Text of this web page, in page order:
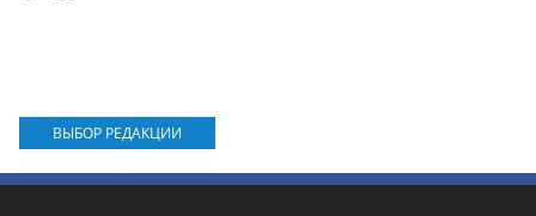
ВЫБОР РЕДАКЦИИ